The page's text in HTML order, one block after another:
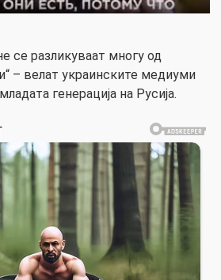
се разликуваат многу од
– велат украинските медиуми
генерација на Русија.